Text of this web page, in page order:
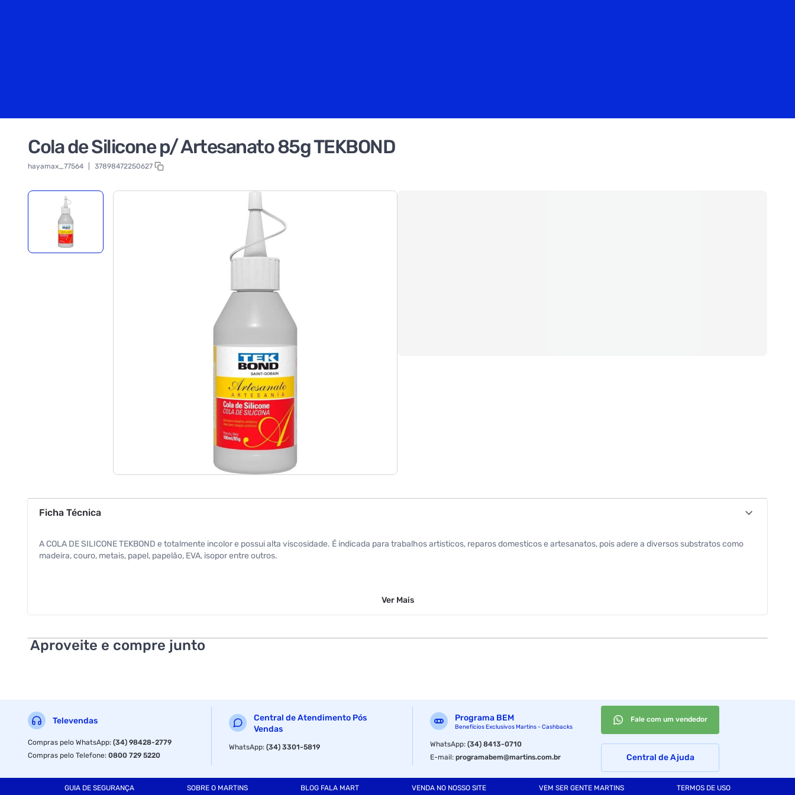
Cola de Silicone p/ Artesanato 85g TEKBOND
hayamax_77564 37898472250627
Ficha Técnica
A COLA DE SILICONE TEKBOND e totalmente incolor e possui alta viscosidade. É indicada para trabalhos artisticos, reparos domesticos e artesanatos, pois adere a diversos substratos como
madeira, couro, metais, papel, papelão, EVA, isopor entre outros.
Ver Mais
Aproveite e compre junto
Televendas
Compras pelo WhatsApp:(34) 98428-2779
Compras pelo Telefone:0800 729 5220
Central de Atendimento Pós
Vendas
WhatsApp:(34) 3301-5819
Programa BEM
Benefícios Exclusivos Martins - Cashbacks
WhatsApp:(34) 8413-0710
E-mail:programabem@martins.com.br
Fale com um vendedor
Central de Ajuda
GUIA DE SEGURANÇA SOBRE O MARTINS BLOG FALA MART VENDA NO NOSSO SITE VEM SER GENTE MARTINS TERMOS DE USO